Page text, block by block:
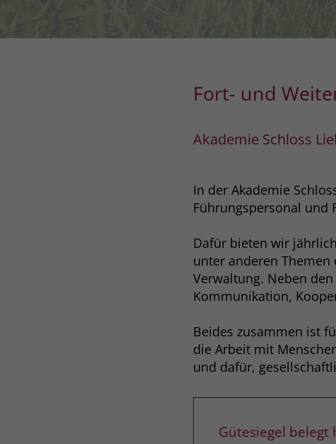
Fort- und
Akademie Schloss
In der Akademie
Führungspersonal und
Dafür bieten wir
unter anderen Themen
Verwaltung. Neben
Kommunikation,
Beides zusammen ist
die Arbeit mit
und dafür,
Gütesiegel belegt